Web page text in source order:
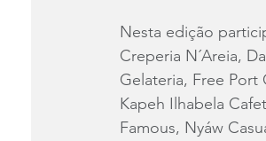
Nesta edição
Creperia N´Areia,
Gelateria, Free Port
Kapeh Ilhabela
Famous, Nyáw